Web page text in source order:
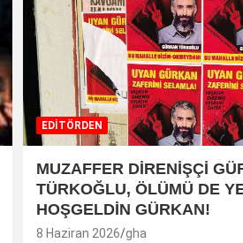
EDİTÖRDEN
MUZAFFER DİRENİŞÇİ
TÜRKOĞLU, ÖLÜMÜ DE
HOŞGELDİN GÜRKAN!
8 Haziran 2026 gha